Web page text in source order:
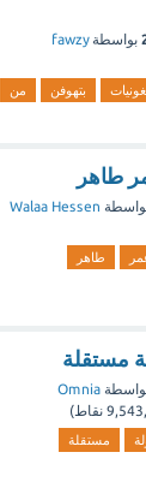
بواسطةfawzy
بتهوفن
من
طاهر
Walaa Hessen
طاهر
مستقلة
Omnia
نقاط)
مستقلة